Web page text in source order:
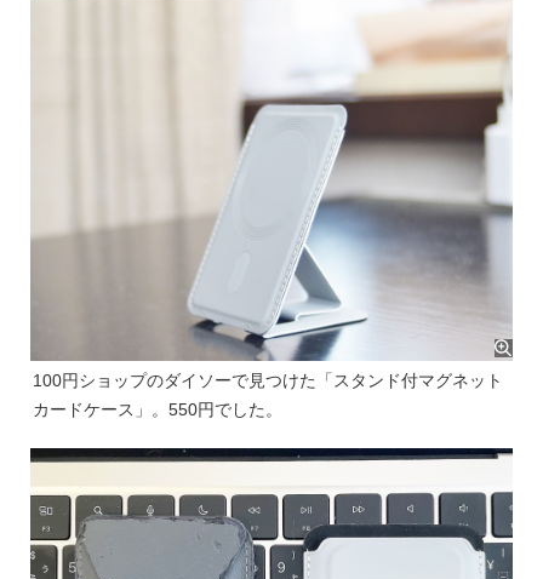
100円ショップのダイソーで見つけた「スタンド付マグネット
カードケース」。550円でした。